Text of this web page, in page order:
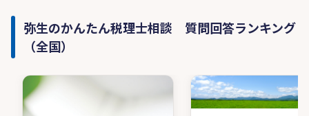
弥生のかんたん税理士相談 質問回答ランキング
（全国）